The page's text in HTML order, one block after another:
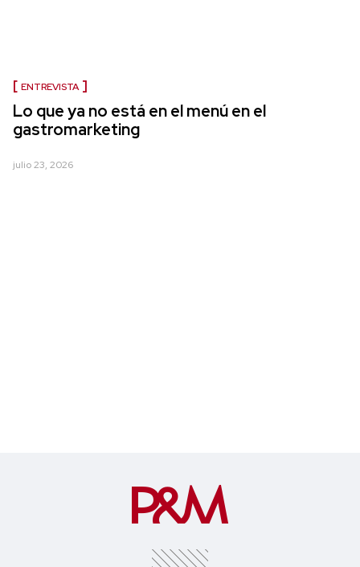
ENTREVISTA
Lo que ya no está en el menú en el
gastromarketing
julio 23, 2026